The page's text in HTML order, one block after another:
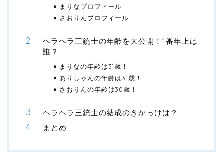
まりなプロフィール
さおりんプロフィール
ヘラヘラ三銃士の年齢を大公開！1番年上は
誰？
まりなの年齢は31歳！
ありしゃんの年齢は31歳！
さおりんの年齢は30歳！
ヘラヘラ三銃士の結成のきかっけは？
まとめ